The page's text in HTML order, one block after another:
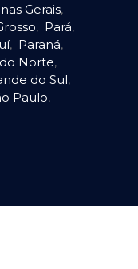
Gerais,
, Pará,
, Paraná,
Norte,
do Sul,
Paulo,